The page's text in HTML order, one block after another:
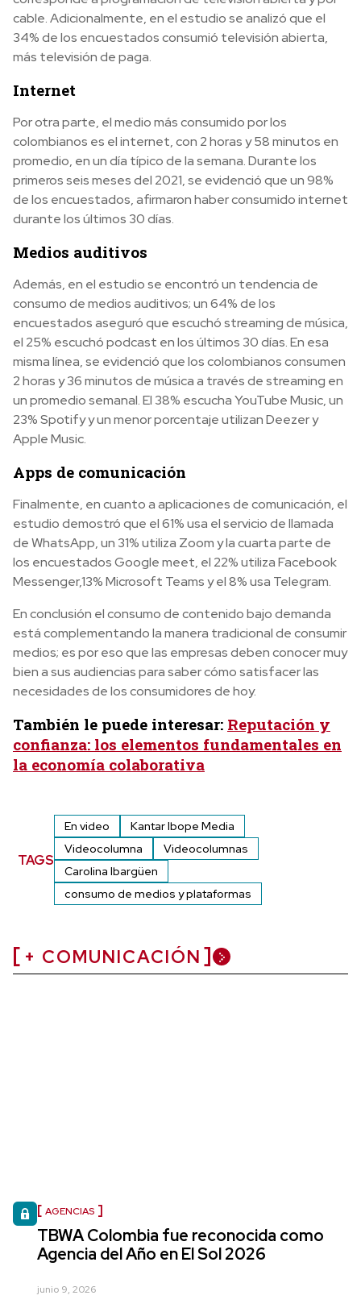
cable. Adicionalmente, en el estudio se analizó que el
34% de los encuestados consumió televisión abierta,
más televisión de paga.
Internet
Por otra parte, el medio más consumido por los
colombianos es el internet, con 2 horas y 58 minutos en
promedio, en un día típico de la semana. Durante los
primeros seis meses del 2021, se evidenció que un 98%
de los encuestados, afirmaron haber consumido internet
durante los últimos 30 días.
Medios auditivos
Además, en el estudio se encontró un tendencia de
consumo de medios auditivos; un 64% de los
encuestados aseguró que escuchó streaming de música,
el 25% escuchó podcast en los últimos 30 días. En esa
misma línea, se evidenció que los colombianos consumen
2 horas y 36 minutos de música a través de streaming en
un promedio semanal. El 38% escucha YouTube Music, un
23% Spotify y un menor porcentaje utilizan Deezer y
Apple Music.
Apps de comunicación
Finalmente, en cuanto a aplicaciones de comunicación, el
estudio demostró que el 61% usa el servicio de llamada
de WhatsApp, un 31% utiliza Zoom y la cuarta parte de
los encuestados Google meet, el 22% utiliza Facebook
Messenger,13% Microsoft Teams y el 8% usa Telegram.
En conclusión el consumo de contenido bajo demanda
está complementando la manera tradicional de consumir
medios; es por eso que las empresas deben conocer muy
bien a sus audiencias para saber cómo satisfacer las
necesidades de los consumidores de hoy.
También le puede interesar: Reputación y
confianza: los elementos fundamentales en
la economía colaborativa
TAGS
En video
Kantar Ibope Media
Videocolumna
Videocolumnas
Carolina Ibargüen
consumo de medios y plataformas
+ COMUNICACIÓN
AGENCIAS
TBWA Colombia fue reconocida como
Agencia del Año en El Sol 2026
junio 9, 2026